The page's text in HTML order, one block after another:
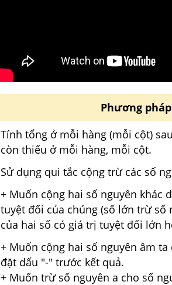
Phương
Tính tổng ở mỗi hàng (mỗi cột)
còn thiếu ở mỗi hàng, mỗi cột.
Sử dụng qui tắc cộng trừ các số
+ Muốn cộng hai số nguyên khác
tuyệt đối của chúng (số lớn trừ
của hai số có giá trị tuyệt đối lớn
+ Muốn cộng hai số nguyên âm
đặt dấu "-" trước kết quả.
+ Muốn trừ số nguyên a cho số